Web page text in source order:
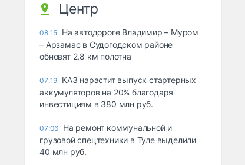
Центр
08:15 На автодороге Владимир – Муром
– Арзамас в Судогодском районе
обновят 2,8 км полотна
07:19 КАЗ нарастит выпуск стартерных
аккумуляторов на 20% благодаря
инвестициям в 380 млн руб.
07:06 На ремонт коммунальной и
грузовой спецтехники в Туле выделили
40 млн руб.